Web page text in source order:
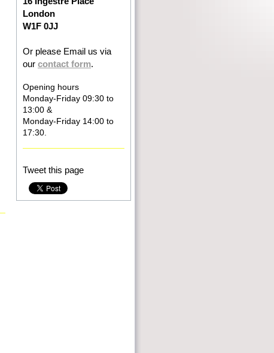
London
W1F 0JJ
Or please Email us via
our contact form.
Opening hours
Monday-Friday 09:30 to
13:00 &
Monday-Friday 14:00 to
1 7:30.
Tweet this page